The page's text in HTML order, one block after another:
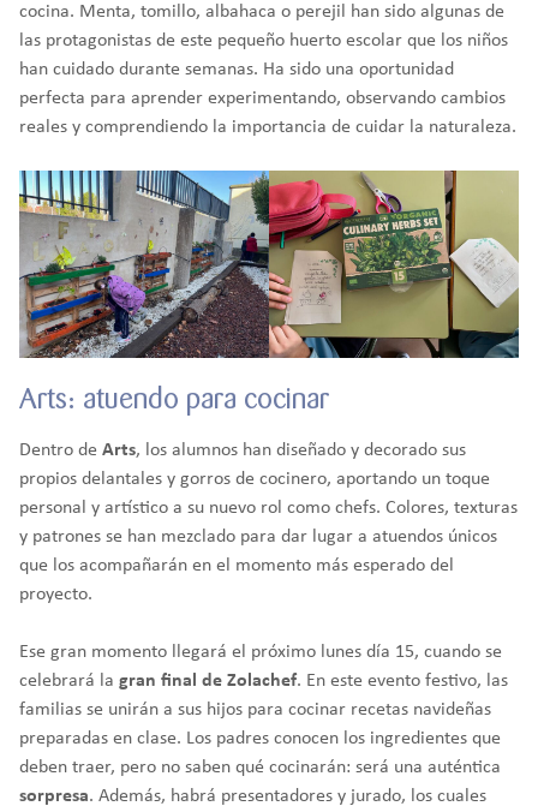
cocina. Menta, tomillo, albahaca o perejil han sido algunas de
las protagonistas de este pequeño huerto escolar que los niños
han cuidado durante semanas. Ha sido una oportunidad
perfecta para aprender experimentando, observando cambios
reales y comprendiendo la importancia de cuidar la naturaleza.
Arts: atuendo para cocinar
Dentro de Arts, los alumnos han diseñado y decorado sus
propios delantales y gorros de cocinero, aportando un toque
personal y artístico a su nuevo rol como chefs. Colores, texturas
y patrones se han mezclado para dar lugar a atuendos únicos
que los acompañarán en el momento más esperado del
proyecto.
Ese gran momento llegará el próximo lunes día 15, cuando se
celebrará la gran final de Zolachef. En este evento festivo, las
familias se unirán a sus hijos para cocinar recetas navideñas
preparadas en clase. Los padres conocen los ingredientes que
deben traer, pero no saben qué cocinarán: será una auténtica
sorpresa. Además, habrá presentadores y jurado, los cuales